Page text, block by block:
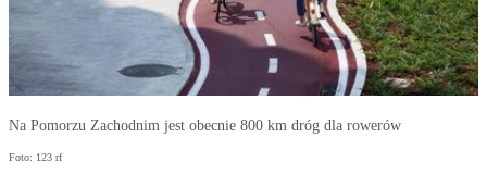
Na Pomorzu Zachodnim jest obecnie 800 km dróg dla rowerów
Foto: 123 rf